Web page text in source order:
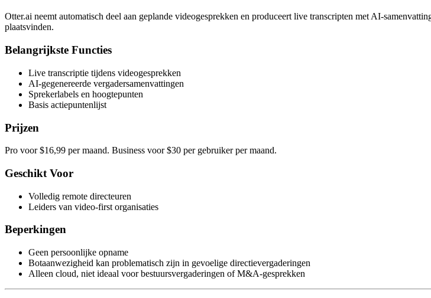
Otter.ai neemt automatisch deel aan geplande videogesprekken en produceert live transcripten met AI-
plaatsvinden.
Belangrijkste Functies
Live transcriptie tijdens videogesprekken
AI-gegenereerde vergadersamenvattingen
Sprekerlabels en hoogtepunten
Basis actiepuntenlijst
Prijzen
Pro voor $16,99 per maand. Business voor $30 per gebruiker per maand.
Geschikt Voor
Volledig remote directeuren
Leiders van video-first organisaties
Beperkingen
Geen persoonlijke opname
Botaanwezigheid kan problematisch zijn in gevoelige directievergaderingen
Alleen cloud, niet ideaal voor bestuursvergaderingen of M&A-gesprekken